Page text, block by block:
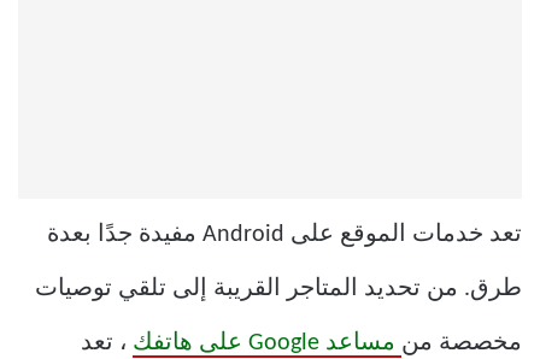
تعد خدمات الموقع على Android مفيدة جدًا بعدة
طرق. من تحديد المتاجر القريبة إلى تلقي توصيات
مخصصة من مساعد Google على هاتفك ، تعد